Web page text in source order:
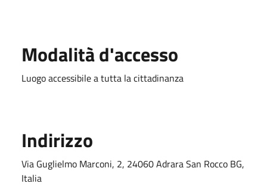
Modalità d'accesso
Luogo accessibile a tutta la cittadinanza
Indirizzo
Via Guglielmo Marconi, 2, 24060 Adrara San Rocco BG,
Italia